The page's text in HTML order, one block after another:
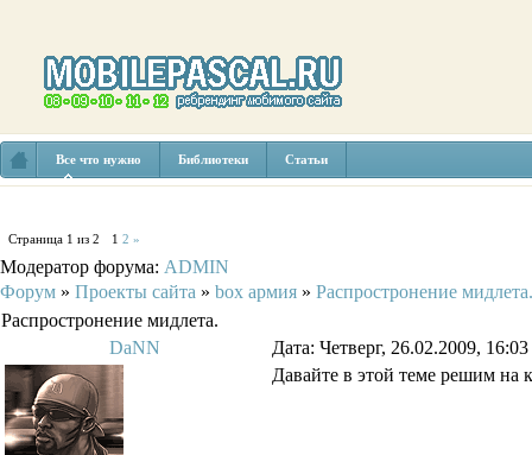
Все что нужно Библиотеки Статьи
Страница 1 из 2 1 2 »
Модератор форума: ADMIN
Форум » Проекты сайта » box армия » Распростронение мидлета.
Распростронение мидлета.
DaNN
Дата: Четверг, 26.02.2009,
Давайте в этой теме решим на